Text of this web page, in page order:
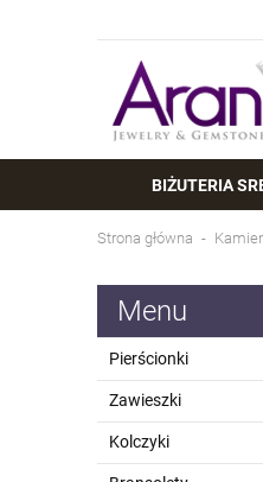
BIŻUTERIA
Strona główna
Menu
Pierścionki
Zawieszki
Kolczyki